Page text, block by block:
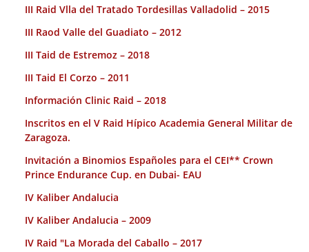
III Raid Vlla del Tratado Tordesillas Valladolid – 2015
III Raod Valle del Guadiato – 2012
III Taid de Estremoz – 2018
III Taid El Corzo – 2011
Información Clinic Raid – 2018
Inscritos en el V Raid Hípico Academia General Militar de
Zaragoza.
Invitación a Binomios Españoles para el CEI** Crown
Prince Endurance Cup. en Dubai- EAU
IV Kaliber Andalucia
IV Kaliber Andalucia – 2009
IV Raid "La Morada del Caballo – 2017